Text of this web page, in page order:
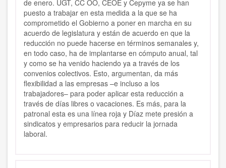
de enero. UGT, CC OO, CEOE y Cepyme ya se han
puesto a trabajar en esta medida a la que se ha
comprometido el Gobierno a poner en marcha en su
acuerdo de legislatura y están de acuerdo en que la
reducción no puede hacerse en términos semanales y,
en todo caso, ha de implantarse en cómputo anual, tal
y como se ha venido haciendo ya a través de los
convenios colectivos. Esto, argumentan, da más
flexibilidad a las empresas –e incluso a los
trabajadores– para poder aplicar esta reducción a
través de días libres o vacaciones. Es más, para la
patronal esta es una línea roja y Díaz mete presión a
sindicatos y empresarios para reducir la jornada
laboral.